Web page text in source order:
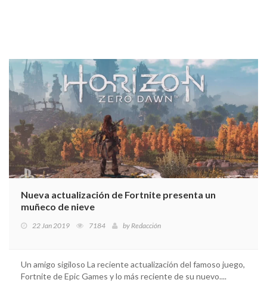
Nueva actualización de Fortnite presenta un
muñeco de nieve
22 Jan 2019 7184 byRedacción
Un amigo sigiloso La reciente actualización del famoso juego,
Fortnite de Epic Games y lo más reciente de su nuevo....